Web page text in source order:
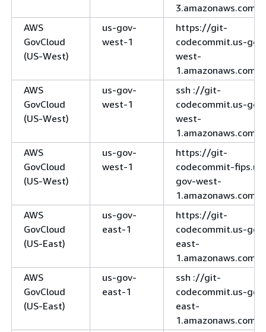
3.amazonaws.com
AWS
GovCloud
(US-West)
us-gov-
west-1
https://git-
codecommit.us-
west-
1.amazonaws.com
AWS
GovCloud
(US-West)
us-gov-
west-1
ssh ://git-
codecommit.us-
west-
1.amazonaws.com
AWS
GovCloud
(US-West)
us-gov-
west-1
https://git-
codecommit-
gov-west-
1.amazonaws.com
AWS
GovCloud
(US-East)
us-gov-
east-1
https://git-
codecommit.us-
east-
1.amazonaws.com
AWS
GovCloud
(US-East)
us-gov-
east-1
ssh ://git-
codecommit.us-
east-
1.amazonaws.com